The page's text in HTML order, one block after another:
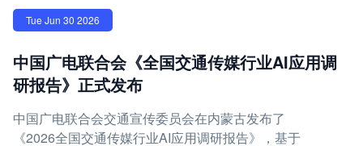
Tue Jun 30 2026
中国广电联合会《全国交通传媒行业AI应用调
研报告》正式发布
中国广电联合会交通宣传委员会在内蒙古发布了
《2026全国交通传媒行业AI应用调研报告》，基于